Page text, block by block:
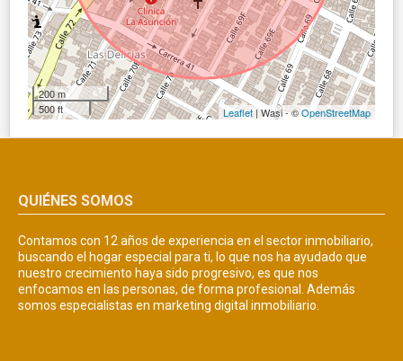
200 m
500 ft
Leaflet | Wasi - ©OpenStreetMap
QUIÉNES SOMOS
Contamos con 12 años de experiencia en el sector inmobiliario,
buscando el hogar especial para ti, lo que nos ha ayudado que
nuestro crecimiento haya sido progresivo, es que nos
enfocamos en las personas, de forma profesional. Además
somos especialistas en marketing digital inmobiliario.